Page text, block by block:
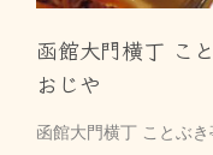
函館大門横丁 こ
おじや
函館大門横丁 ことぶき